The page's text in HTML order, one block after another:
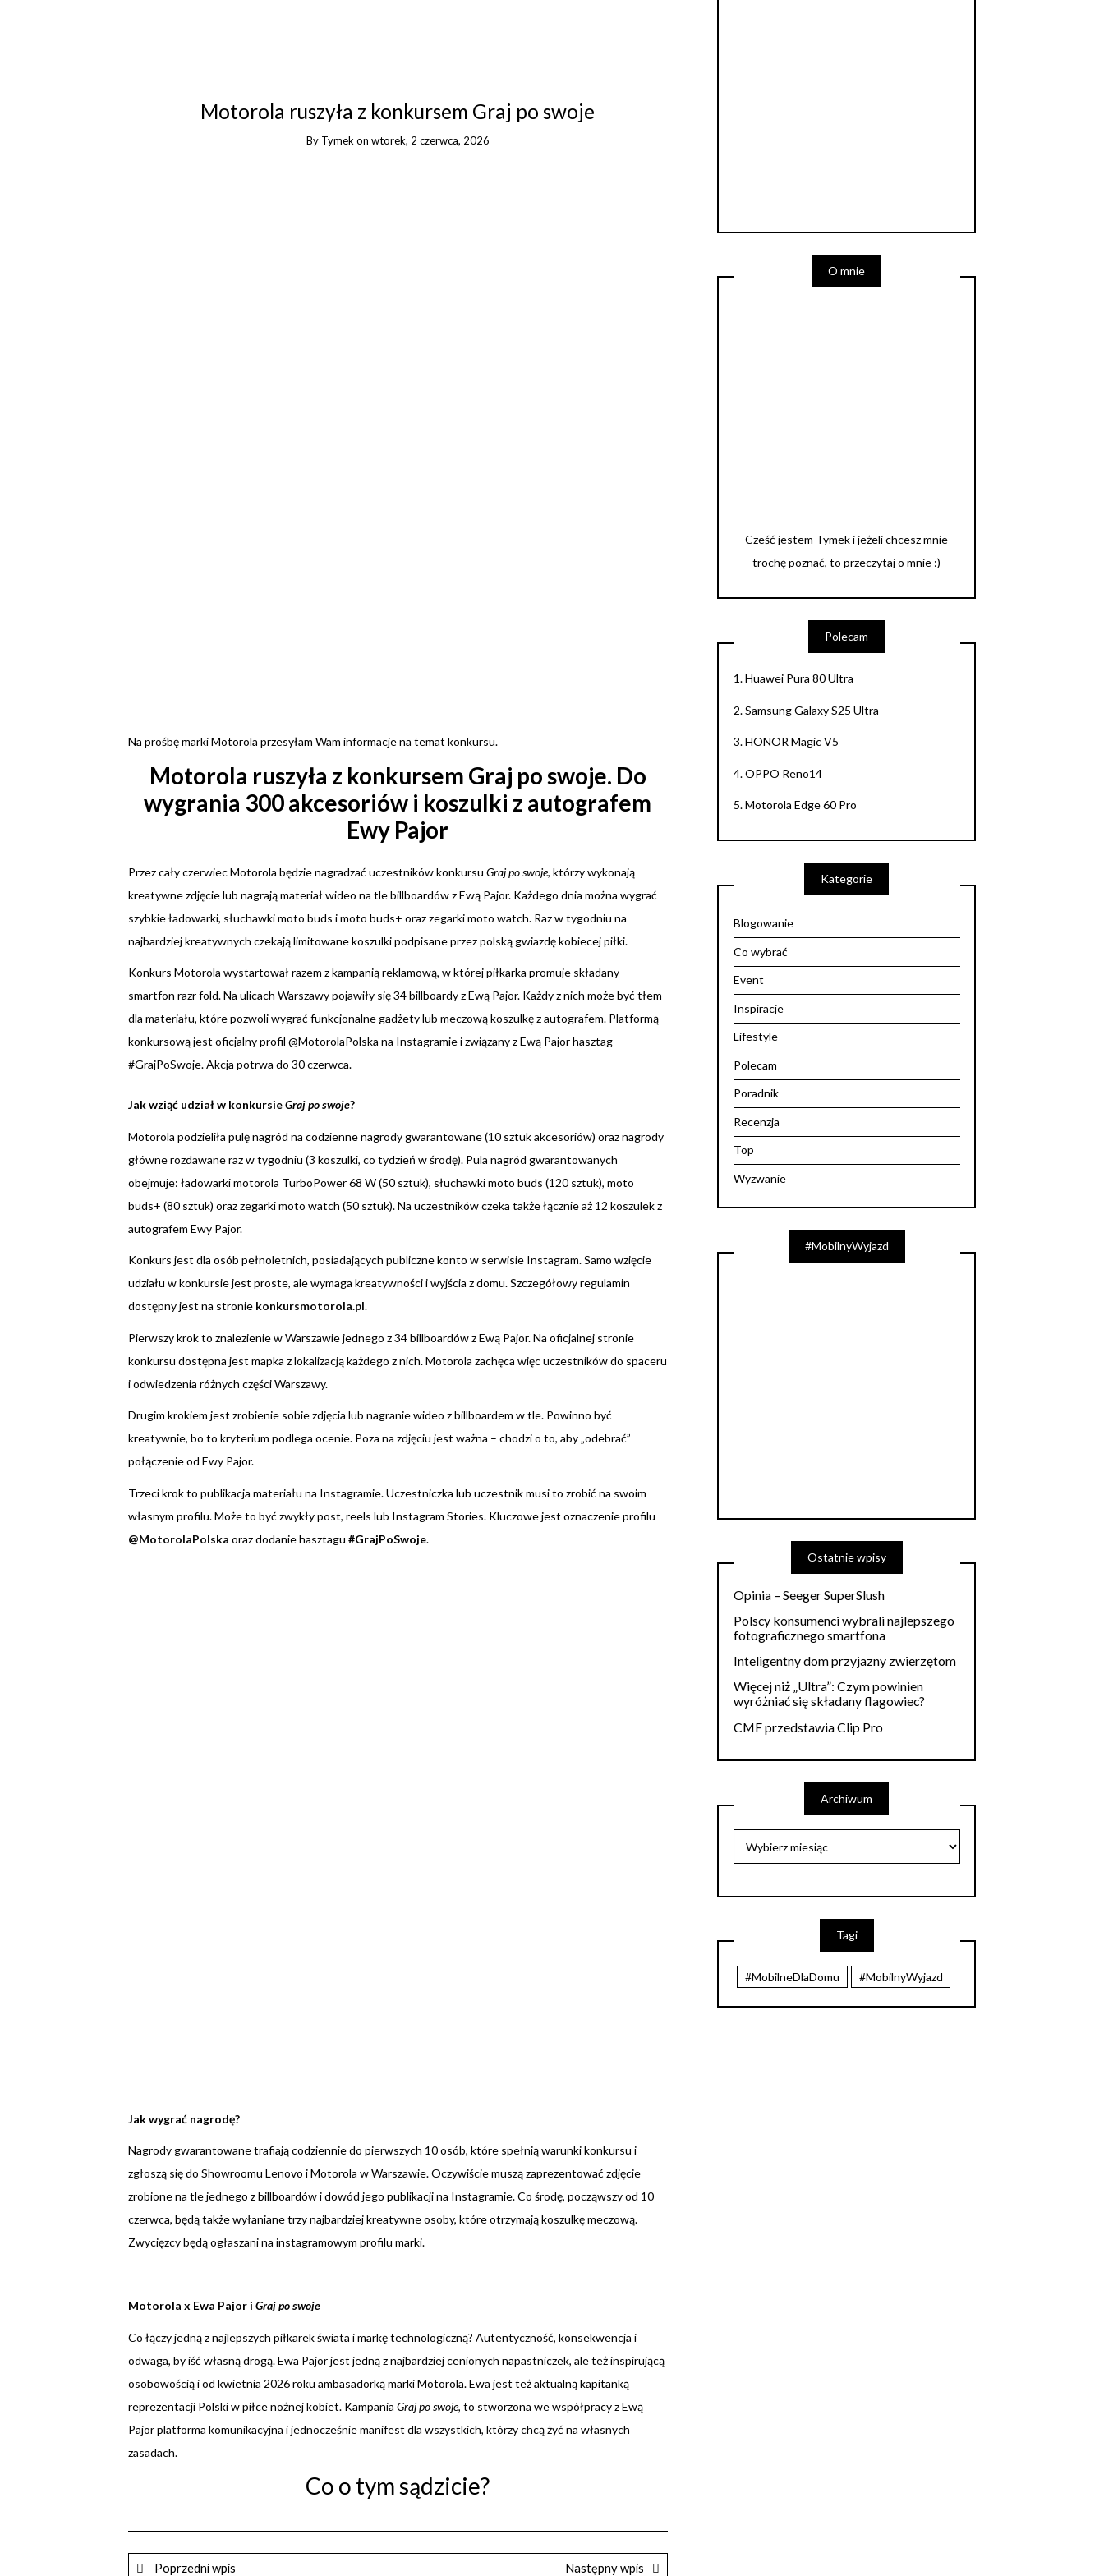
Motorola ruszyła z konkursem Graj po swoje
By Tymekon wtorek, 2 czerwca, 2026
Na prośbę marki Motorola przesyłam Wam informacje na temat konkursu.
Motorola ruszyła z konkursem Graj po swoje. Do
wygrania 300 akcesoriów i koszulki z autografem
Ewy Pajor
Przez cały czerwiec Motorola będzie nagradzać uczestników konkursu Graj po swoje, którzy wykonają
kreatywne zdjęcie lub nagrają materiał wideo na tle billboardów z Ewą Pajor. Każdego dnia można wygrać
szybkie ładowarki, słuchawki moto buds i moto buds+ oraz zegarki moto watch. Raz w tygodniu na
najbardziej kreatywnych czekają limitowane koszulki podpisane przez polską gwiazdę kobiecej piłki.
Konkurs Motorola wystartował razem z kampanią reklamową, w której piłkarka promuje składany
smartfon razr fold. Na ulicach Warszawy pojawiły się 34 billboardy z Ewą Pajor. Każdy z nich może być tłem
dla materiału, które pozwoli wygrać funkcjonalne gadżety lub meczową koszulkę z autografem. Platformą
konkursową jest oficjalny profil @MotorolaPolska na Instagramie i związany z Ewą Pajor hasztag
#GrajPoSwoje. Akcja potrwa do 30 czerwca.
Jak wziąć udział w konkursieGraj po swoje?
Motorola podzieliła pulę nagród na codzienne nagrody gwarantowane (10 sztuk akcesoriów) oraz nagrody
główne rozdawane raz w tygodniu (3 koszulki, co tydzień w środę). Pula nagród gwarantowanych
obejmuje: ładowarki motorola TurboPower 68 W (50 sztuk), słuchawki moto buds (120 sztuk), moto
buds+ (80 sztuk) oraz zegarki moto watch (50 sztuk). Na uczestników czeka także łącznie aż 12 koszulek z
autografem Ewy Pajor.
Konkurs jest dla osób pełnoletnich, posiadających publiczne konto w serwisie Instagram. Samo wzięcie
udziału w konkursie jest proste, ale wymaga kreatywności i wyjścia z domu. Szczegółowy regulamin
dostępny jest na stronie konkursmotorola.pl.
Pierwszy krok to znalezienie w Warszawie jednego z 34 billboardów z Ewą Pajor. Na oficjalnej stronie
konkursu dostępna jest mapka z lokalizacją każdego z nich. Motorola zachęca więc uczestników do spaceru
i odwiedzenia różnych części Warszawy.
Drugim krokiem jest zrobienie sobie zdjęcia lub nagranie wideo z billboardem w tle. Powinno być
kreatywnie, bo to kryterium podlega ocenie. Poza na zdjęciu jest ważna – chodzi o to, aby „odebrać”
połączenie od Ewy Pajor.
Trzeci krok to publikacja materiału na Instagramie. Uczestniczka lub uczestnik musi to zrobić na swoim
własnym profilu. Może to być zwykły post, reels lub Instagram Stories. Kluczowe jest oznaczenie profilu
@MotorolaPolska oraz dodanie hasztagu #GrajPoSwoje.
Jak wygrać nagrodę?
Nagrody gwarantowane trafiają codziennie do pierwszych 10 osób, które spełnią warunki konkursu i
zgłoszą się do Showroomu Lenovo i Motorola w Warszawie. Oczywiście muszą zaprezentować zdjęcie
zrobione na tle jednego z billboardów i dowód jego publikacji na Instagramie. Co środę, począwszy od 10
czerwca, będą także wyłaniane trzy najbardziej kreatywne osoby, które otrzymają koszulkę meczową.
Zwycięzcy będą ogłaszani na instagramowym profilu marki.
Motorola x Ewa Pajor i Graj po swoje
Co łączy jedną z najlepszych piłkarek świata i markę technologiczną? Autentyczność, konsekwencja i
odwaga, by iść własną drogą. Ewa Pajor jest jedną z najbardziej cenionych napastniczek, ale też inspirującą
osobowością i od kwietnia 2026 roku ambasadorką marki Motorola. Ewa jest też aktualną kapitanką
reprezentacji Polski w piłce nożnej kobiet. Kampania Graj po swoje, to stworzona we współpracy z Ewą
Pajor platforma komunikacyjna i jednocześnie manifest dla wszystkich, którzy chcą żyć na własnych
zasadach.
Co o tym sądzicie?
Poprzedni wpis Następny wpis
O mnie
Cześć jestem Tymek i jeżeli chcesz mnie
trochę poznać, to przeczytaj o mnie :)
Polecam
1.Huawei Pura 80 Ultra
2.Samsung Galaxy S25 Ultra
3.HONOR Magic V5
4.OPPO Reno14
5.Motorola Edge 60 Pro
Kategorie
Blogowanie
Co wybrać
Event
Inspiracje
Lifestyle
Polecam
Poradnik
Recenzja
Top
Wyzwanie
#MobilnyWyjazd
Ostatnie wpisy
Opinia – Seeger SuperSlush
Polscy konsumenci wybrali najlepszego
fotograficznego smartfona
Inteligentny dom przyjazny zwierzętom
Więcej niż „Ultra”: Czym powinien
wyróżniać się składany flagowiec?
CMF przedstawia Clip Pro
Archiwum
Tagi
#MobilneDlaDomu #MobilnyWyjazd